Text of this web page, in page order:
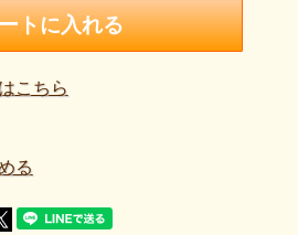
なります。
色・ミント系の花柄が入った、綿
です。吸水・速乾・保温性を備
お子様向けの服や小物にも考えや
地ではありません。伸びない織物
に留めながら進めると安心です。
や一枚仕立てでは透け感を意識し
こちら
る